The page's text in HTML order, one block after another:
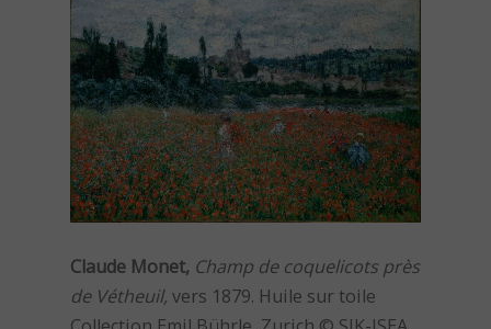
Claude Monet, Champ de coquelicots près
de Vétheuil,vers 1879. Huile sur toile